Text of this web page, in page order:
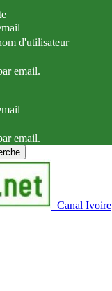
d'utilisateur
email.
email.
Canal Ivoire